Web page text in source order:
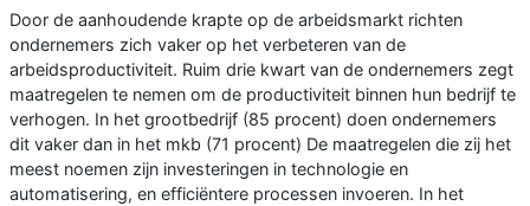
Door de aanhoudende krapte op de arbeidsmarkt richten
ondernemers zich vaker op het verbeteren van de
arbeidsproductiviteit. Ruim drie kwart van de ondernemers zegt
maatregelen te nemen om de productiviteit binnen hun bedrijf te
verhogen. In het grootbedrijf (85 procent) doen ondernemers
dit vaker dan in het mkb (71 procent) De maatregelen die zij het
meest noemen zijn investeringen in technologie en
automatisering, en efficiëntere processen invoeren. In het